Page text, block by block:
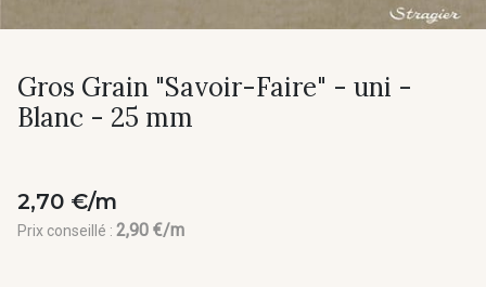
Gros Grain "Savoir-Faire" - uni -
Blanc - 25 mm
2,70 €/m
Prix conseillé : 2,90 €/m